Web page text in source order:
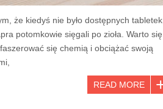
że kiedyś nie było dostępnych tabletek,
potomkowie sięgali po zioła. Warto się
się chemią i obciążać swoją
READ MORE